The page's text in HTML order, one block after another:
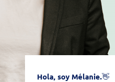
Hola, soy Mélanie.👋